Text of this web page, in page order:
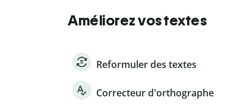
Améliorez vos textes
Reformuler des textes
Correcteur d'orthographe